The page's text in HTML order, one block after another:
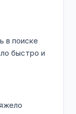
в поиске
быстро и